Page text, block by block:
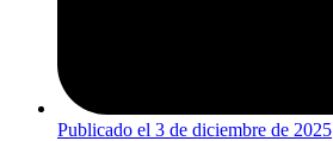
Publicado el 3 de diciembre de 2025